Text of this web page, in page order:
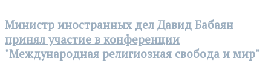
Министр иностранных дел Давид Бабаян
принял участие в конференции
"Международная религиозная свобода и мир"